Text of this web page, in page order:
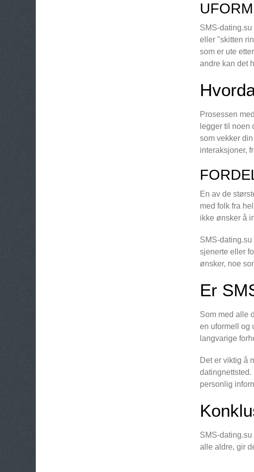
SMS-
eller "skitten
som er ute
andre kan det
Prosessen
legger til noen
som vekker
interaksjoner,
En av de
med folk fra
ikke ønsker å
SMS-
sjenerte eller
ønsker, noe
Er
Som med alle
en uformell og
langvarige
Det er viktig å
personlig
SMS-
alle aldre, gir